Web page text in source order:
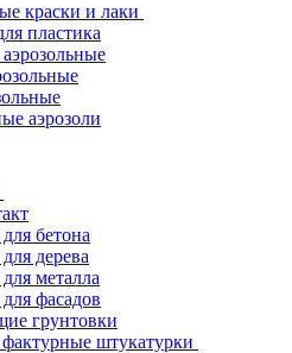
краски и лаки
пластика
аэрозоли
бетона
дерева
металла
фасадов
грунтовки
штукатурки